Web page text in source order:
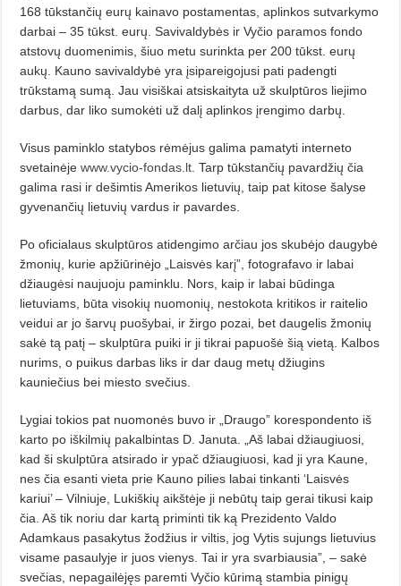
168 tūkstančių eurų kainavo postamentas, aplinkos sutvarkymo
darbai – 35 tūkst. eurų. Savivaldybės ir Vyčio paramos fondo
atstovų duomenimis, šiuo metu surinkta per 200 tūkst. eurų
aukų. Kauno savivaldybė yra įsipareigojusi pati padengti
trūkstamą sumą. Jau visiškai atsiskaityta už skulptūros liejimo
darbus, dar liko sumokėti už dalį aplinkos įrengimo darbų.
Visus paminklo statybos rėmėjus galima pamatyti interneto
svetainėjewww.vycio-fondas.lt . Tarp tūkstančių pavardžių čia
galima rasi ir dešimtis Amerikos lietuvių, taip pat kitose šalyse
gyvenančių lietuvių vardus ir pavardes.
Po oficialaus skulptūros atidengimo arčiau jos skubėjo daugybė
žmonių, kurie apžiūrinėjo „Laisvės karį”, fotografavo ir labai
džiaugėsi naujuoju paminklu. Nors, kaip ir labai būdinga
lietuviams, būta visokių nuomonių, nestokota kritikos ir raitelio
veidui ar jo šarvų puošybai, ir žirgo pozai, bet daugelis žmonių
sakė tą patį – skulptūra puiki ir ji tikrai papuošė šią vietą. Kalbos
nurims, o puikus darbas liks ir dar daug metų džiugins
kauniečius bei miesto svečius.
Lygiai tokios pat nuomonės buvo ir „Draugo” korespondento iš
karto po iškilmių pakalbintas D. Januta. „Aš labai džiaugiuosi,
kad ši skulptūra atsirado ir ypač džiaugiuosi, kad ji yra Kaune,
nes čia esanti vieta prie Kauno pilies labai tinkanti ‘Laisvės
kariui’ – Vilniuje, Lukiškių aikštėje ji nebūtų taip gerai tikusi kaip
čia. Aš tik noriu dar kartą priminti tik ką Prezidento Valdo
Adamkaus pasakytus žodžius ir viltis, jog Vytis sujungs lietuvius
visame pasaulyje ir juos vienys. Tai ir yra svarbiausia”, – sakė
svečias, nepagailėjęs paremti Vyčio kūrimą stambia pinigų